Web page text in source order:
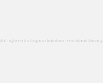
výkres kategorie kolekce free block library